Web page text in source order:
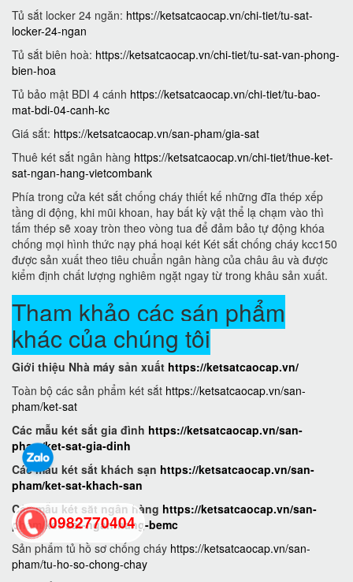
Tủ sắt locker 24 ngăn: https://ketsatcaocap.vn/chi-tiet/tu-sat-
locker-24-ngan
Tủ sắt biên hoà: https://ketsatcaocap.vn/chi-tiet/tu-sat-van-phong-
bien-hoa
Tủ bảo mật BDI 4 cánh https://ketsatcaocap.vn/chi-tiet/tu-bao-
mat-bdi-04-canh-kc
Giá sắt: https://ketsatcaocap.vn/san-pham/gia-sat
Thuê két sắt ngân hàng https://ketsatcaocap.vn/chi-tiet/thue-ket-
sat-ngan-hang-vietcombank
Phía trong cửa két sắt chống cháy thiết kế những đĩa thép xếp
tầng di động, khi mũi khoan, hay bất kỳ vật thể lạ chạm vào thì
tấm thép sẽ xoay tròn theo vòng tua để đảm bảo tự động khóa
chống mọi hình thức nạy phá hoại két Két sắt chống cháy kcc150
được sản xuất theo tiêu chuẩn ngân hàng của châu âu và được
kiểm định chất lượng nghiêm ngặt ngay từ trong khâu sản xuất.
Tham khảo các sán phẩm
khác của chúng tôi
Giới thiệu Nhà máy sản xuất https://ketsatcaocap.vn/
Toàn bộ các sản phẩm két sắt https://ketsatcaocap.vn/san-
pham/ket-sat
Các mẫu két sắt gia đình https://ketsatcaocap.vn/san-
pham/ket-sat-gia-dinh
Các mẫu két sắt khách sạn https://ketsatcaocap.vn/san-
pham/ket-sat-khach-san
Các mẫu két sắt ngân hàng https://ketsatcaocap.vn/san-
pham/ket-sat-ngan-hang-bemc
Sản phẩm tủ hồ sơ chống cháy https://ketsatcaocap.vn/san-
pham/tu-ho-so-chong-chay
0982770404